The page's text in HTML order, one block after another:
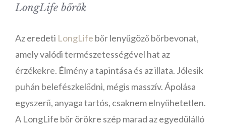
LongLife bőrök
Az eredeti LongLife bőr lenyűgöző bőrbevonat,
amely valódi természetességével hat az
érzékekre. Élmény a tapintása és az illata. Jólesik
puhán belefészkelődni, mégis masszív. Ápolása
egyszerű, anyaga tartós, csaknem elnyűhetetlen.
A LongLife bőr örökre szép marad az egyedülálló